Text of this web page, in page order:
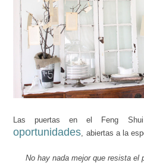
Las puertas en el Feng
oportunidades
abiertas a la
No hay nada mejor que resista el